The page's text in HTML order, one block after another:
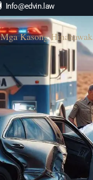
Info@edvin.law
Mga Kasong